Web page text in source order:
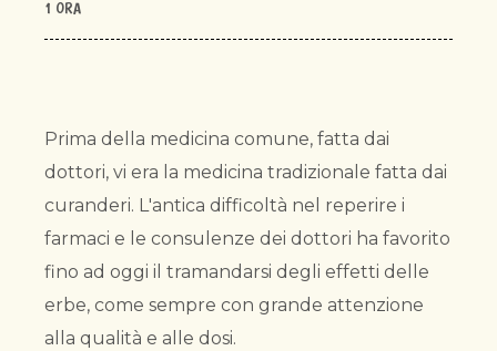
1 ORA
Prima della medicina comune, fatta dai
dottori, vi era la medicina tradizionale fatta dai
curanderi. L'antica difficoltà nel reperire i
farmaci e le consulenze dei dottori ha favorito
fino ad oggi il tramandarsi degli effetti delle
erbe, come sempre con grande attenzione
alla qualità e alle dosi.